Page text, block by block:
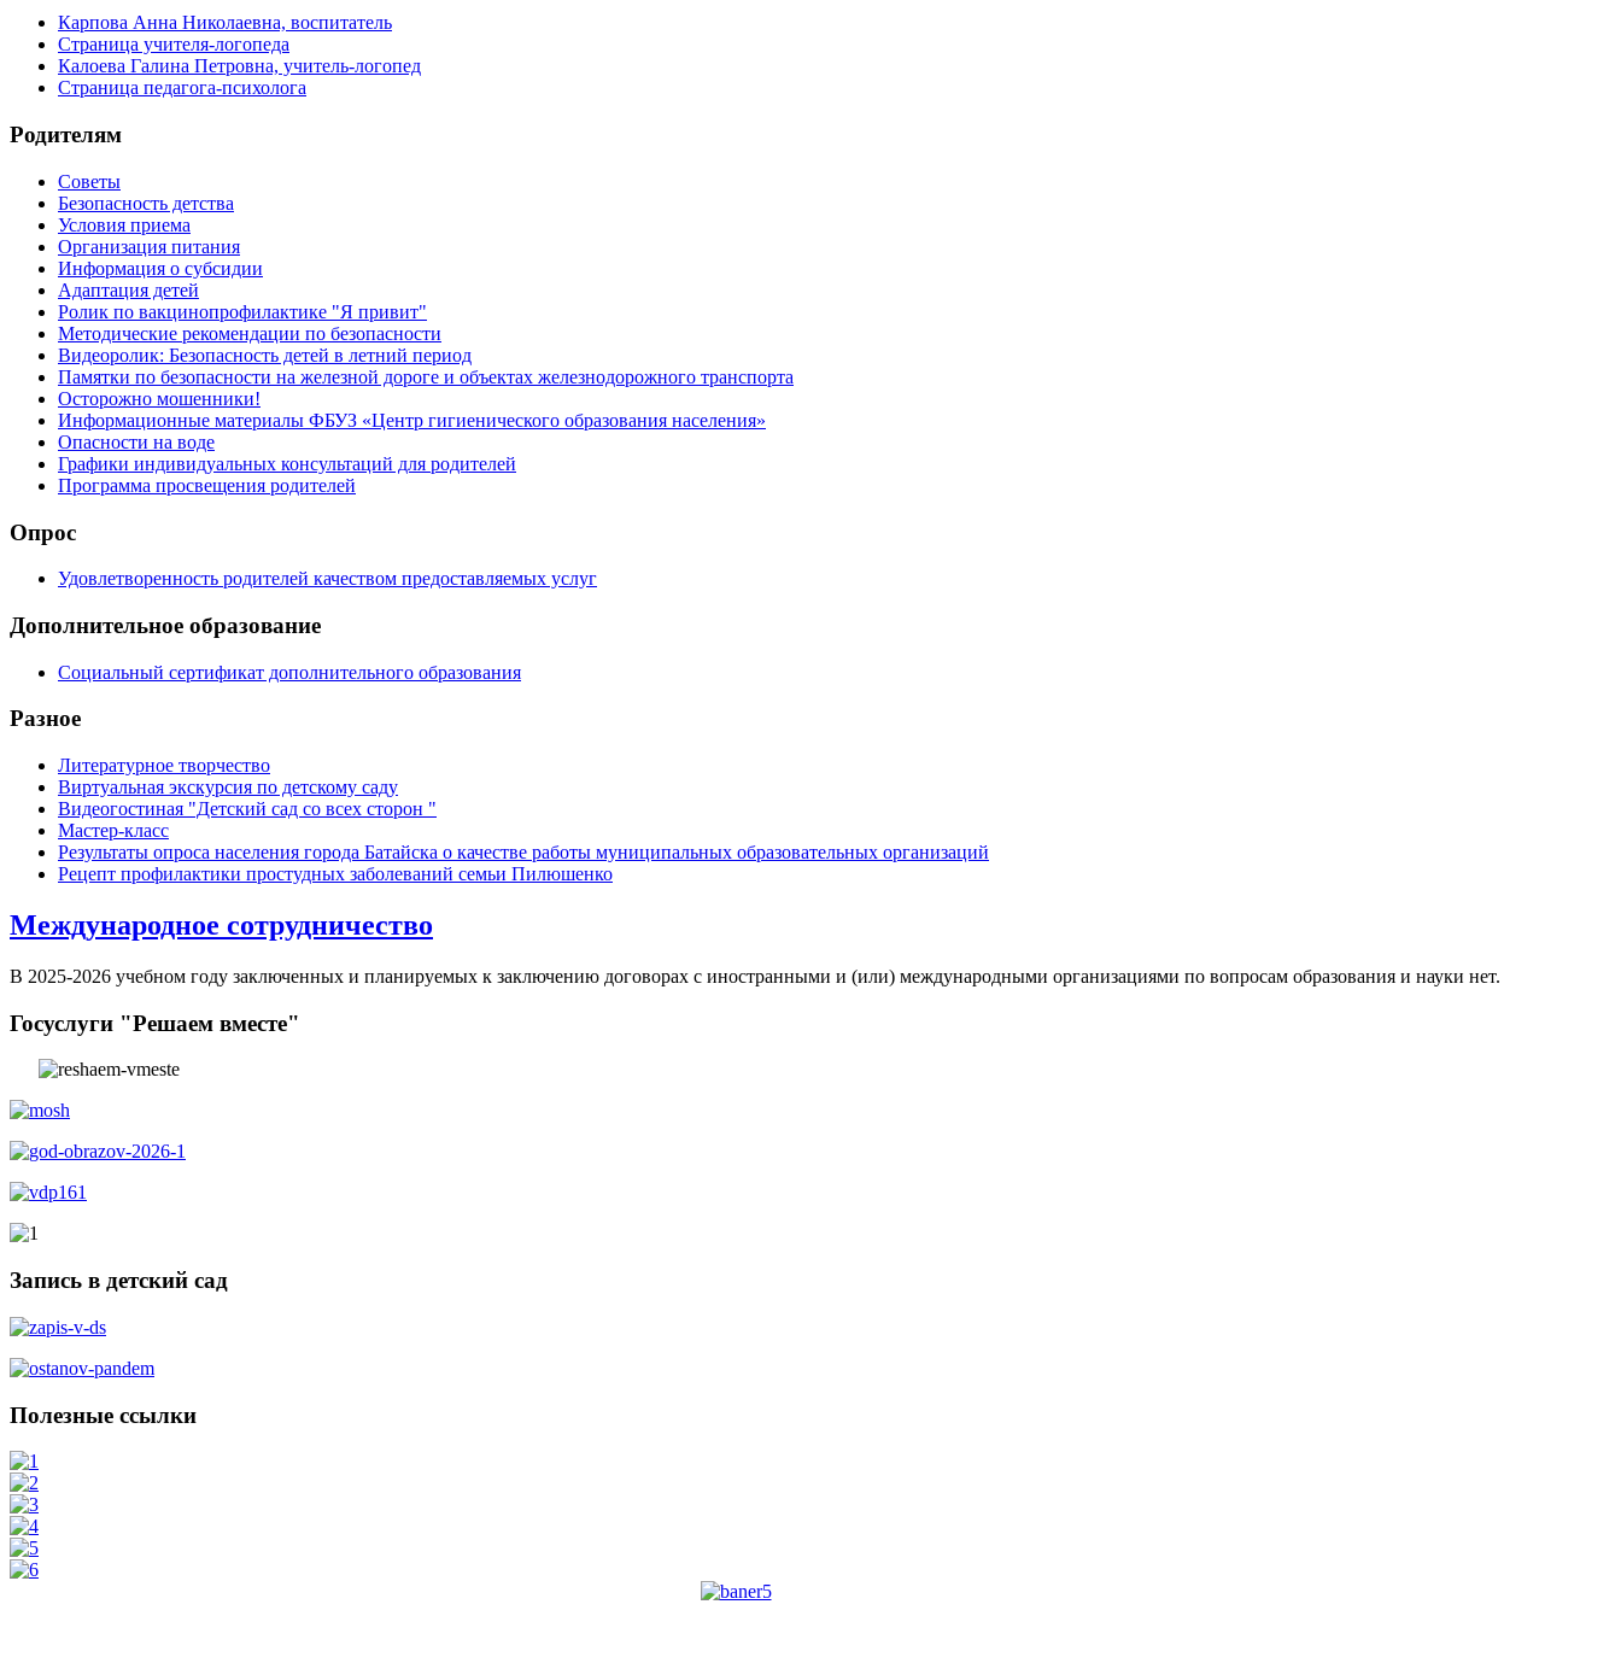
Карпова Анна Николаевна, воспитатель
Страница учителя-логопеда
Калоева Галина Петровна, учитель-логопед
Страница педагога-психолога
Родителям
Советы
Безопасность детства
Условия приема
Организация питания
Информация о субсидии
Адаптация детей
Ролик по вакцинопрофилактике "Я привит"
Методические рекомендации по безопасности
Видеоролик: Безопасность детей в летний период
Памятки по безопасности на железной дороге и объектах железнодорожного транспорта
Осторожно мошенники!
Информационные материалы ФБУЗ «Центр гигиенического образования населения»
Опасности на воде
Графики индивидуальных консультаций для родителей
Программа просвещения родителей
Опрос
Удовлетворенность родителей качеством предоставляемых услуг
Дополнительное образование
Социальный сертификат дополнительного образования
Разное
Литературное творчество
Виртуальная экскурсия по детскому саду
Видеогостиная "Детский сад со всех сторон "
Мастер-класс
Результаты опроса населения города Батайска о качестве работы муниципальных образовательных организаций
Рецепт профилактики простудных заболеваний семьи Пилюшенко
Международное сотрудничество
В 2025-2026 учебном году заключенных и планируемых к заключению договорах с иностранными и (или) международными организациями по вопросам образования и науки нет.
Госуслуги "Решаем вместе"
Запись в детский сад
Полезные ссылки